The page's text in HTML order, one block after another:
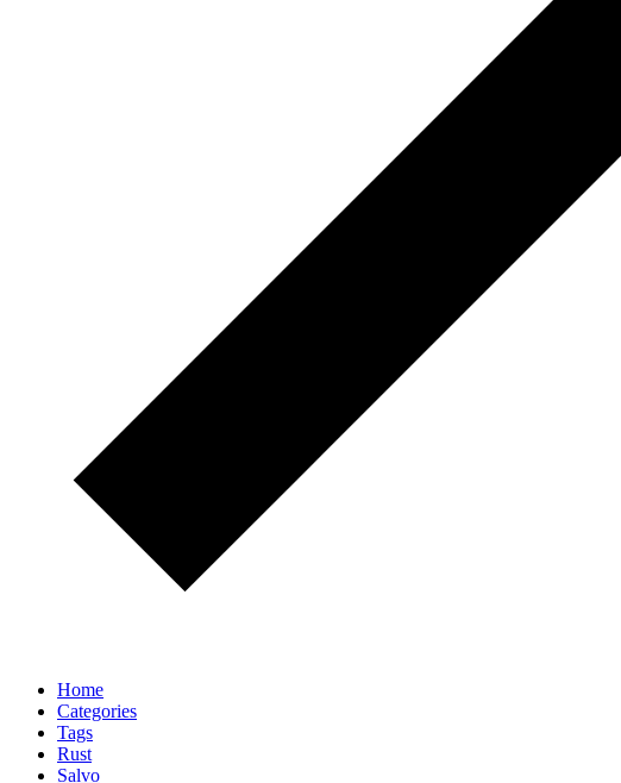
Home
Categories
Tags
Rust
Salvo